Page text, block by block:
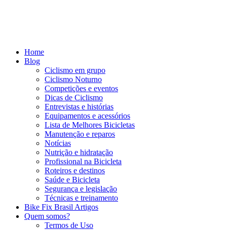
Home
Blog
Ciclismo em grupo
Ciclismo Noturno
Competições e eventos
Dicas de Ciclismo
Entrevistas e histórias
Equipamentos e acessórios
Lista de Melhores Bicicletas
Manutenção e reparos
Notícias
Nutrição e hidratação
Profissional na Bicicleta
Roteiros e destinos
Saúde e Bicicleta
Segurança e legislação
Técnicas e treinamento
Bike Fix Brasil Artigos
Quem somos?
Termos de Uso